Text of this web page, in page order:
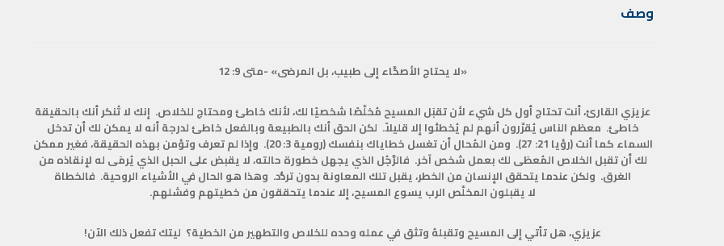
وصف
«لا يحتاج الأصحَّاء إلى طبيب، بل المرضى» -متى 9: 12
عزيزي القارئ، أنت تحتاج أول كل شيء لأن تقبَل المسيح مُخلِّصًا شخصيًا لك، لأنك خاطئ ومحتاج للخلاص. إنك لا تُنكر أنك بالحقيقة
خاطئ. معظم الناس يُقرِّرون أنهم لم يُخطئوا إلا قليلاً. لكن الحق أنك بالطبيعة وبالفعل خاطئ لدرجة أنه لا يمكن لك أن تدخل
السماء كما أنت (رؤيا 21: 27). ومن المُحال أن تغسل خطاياك بنفسك (رومية 3: 20). وإذا لم تعرف وتؤمن بهذه الحقيقة، فغير ممكن
لك أن تقبل الخلاص المُعطَى لك بعمل شخص آخر. فالرَّجُل الذي يجهل خطورة حالته، لا يقبض على الحبل الذي يُرمَى له لإنقاذه من
الغرق. ولكن عندما يتحقق الإنسان من الخطر، يقبل تلك المعاونة بدون تردُّد. وهذا هو الحال في الأشياء الروحية. فالخطاة
لا يقبلون المخلِّص الرب يسوع المسيح، إلا عندما يتحققون من خطيتهم وفشلهم.
عزيزي، هل تأتي إلى المسيح وتقبلهُ وتثق في عمله وحده للخلاص والتطهير من الخطية؟ ليتك تفعل ذلك الآن!